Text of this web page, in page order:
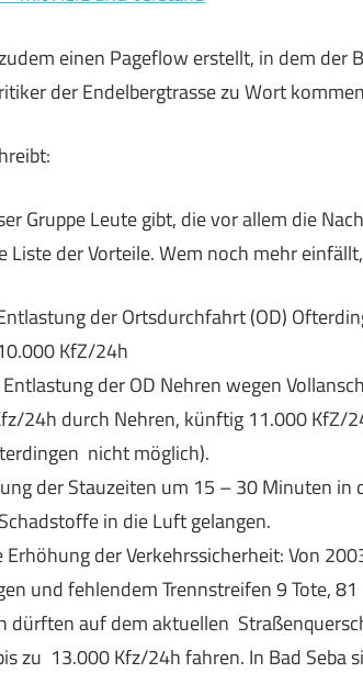
einen Pageflow erstellt, in dem
der Endelbergtrasse zu Wort
Gruppe Leute gibt, die vor allem die
Liste der Vorteile. Wem noch mehr
der Ortsdurchfahrt (OD)
KfZ/24h
der OD Nehren wegen
24h durch Nehren, künftig 11.000 KfZ/
nicht möglich).
der Stauzeiten um 15 – 30 Minuten
in die Luft gelangen.
Erhöhung der Verkehrssicherheit: Von
und fehlendem Trennstreifen 9 Tote,
dürften auf dem aktuellen
zu 13.000 Kfz/24h fahren. In Bad Seba